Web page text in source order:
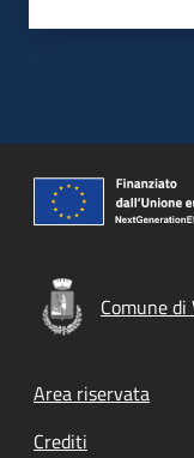
Comune
Footer
Area riservata
Crediti